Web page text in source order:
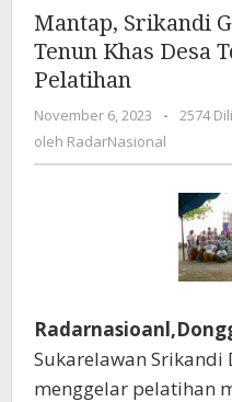
Mantap, Srikandi
Tenun Khas Desa
Pelatihan
November 6, 2023
oleh
-
2574
oleh RadarNasional
Sukarelawan Srikandi
menggelar pelatihan